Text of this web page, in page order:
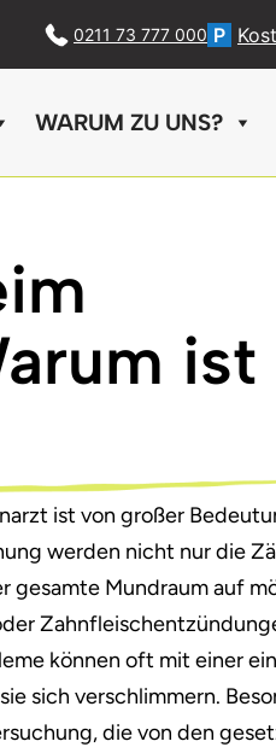
0211 73 777 000 P
WARUM ZU UNS?
ist
ist von großer
werden nicht nur die
gesamte Mundraum auf
können oft mit einer
sich verschlimmern.
die von den